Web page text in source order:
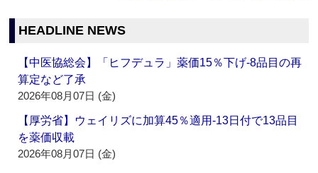
HEADLINE NEWS
【中医協総会】「ヒフデュラ」薬価15％下げ‐8品目の再
算定など了承
2026年08月07日 (金)
【厚労省】ウェイリズに加算45％適用‐13日付で13品目
を薬価収載
2026年08月07日 (金)